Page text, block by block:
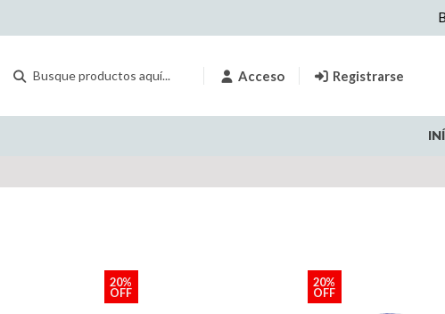
Acceso Registrarse
20%
OFF
20%
OFF